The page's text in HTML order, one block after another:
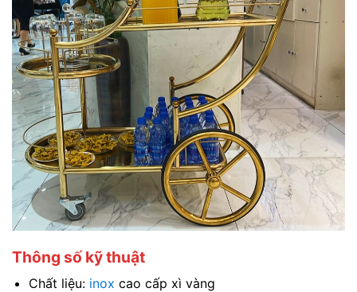
Thông số kỹ thuật
Chất liệu: inox cao cấp xì vàng